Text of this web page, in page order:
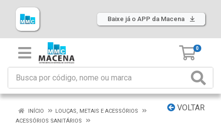
Baixe já o APP da Macena
0
VOLTAR
INÍCIO
LOUÇAS, METAIS E ACESSÓRIOS
ACESSÓRIOS SANITÁRIOS